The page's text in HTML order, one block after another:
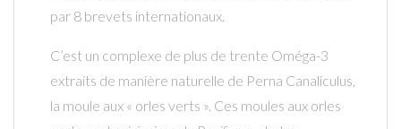
par 8 brevets internationaux.
C’est un complexe de plus de trente Oméga-3
extraits de manière naturelle de Perna Canaliculus,
la moule aux « orles verts ». Ces moules aux orles